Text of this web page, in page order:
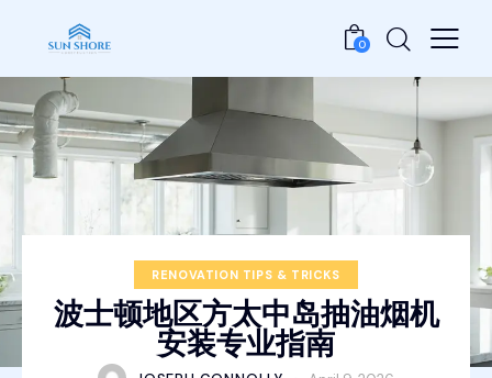
0
RENOVATION TIPS & TRICKS
波士顿地区方太中岛抽油烟机
安装专业指南